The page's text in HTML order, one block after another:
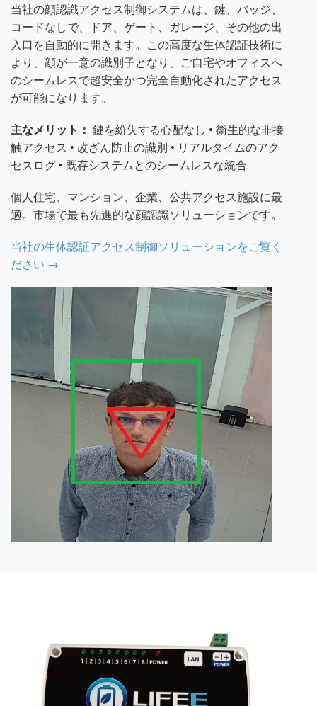
当社の顔認識アクセス制御システムは、鍵、バッジ、
コードなしで、ドア、ゲート、ガレージ、その他の出
入口を自動的に開きます。この高度な生体認証技術に
より、顔が一意の識別子となり、ご自宅やオフィスへ
のシームレスで超安全かつ完全自動化されたアクセス
が可能になります。
主なメリット： 鍵を紛失する心配なし • 衛生的な非接
触アクセス • 改ざん防止の識別 • リアルタイムのアク
セスログ • 既存システムとのシームレスな統合
個人住宅、マンション、企業、公共アクセス施設に最
適。市場で最も先進的な顔認識ソリューションです。
当社の生体認証アクセス制御ソリューションをご覧く
ださい →